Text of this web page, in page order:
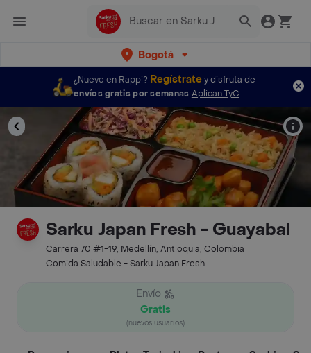
Bogotá
¿Nuevo en Rappi? Regístratey disfruta de
envíos gratis por semanas Aplican TyC
Sarku Japan Fresh - Guayabal
Carrera 70 #1-19, Medellín, Antioquia, Colombia
Comida Saludable - Sarku Japan Fresh
Envío
Gratis
(nuevos usuarios)